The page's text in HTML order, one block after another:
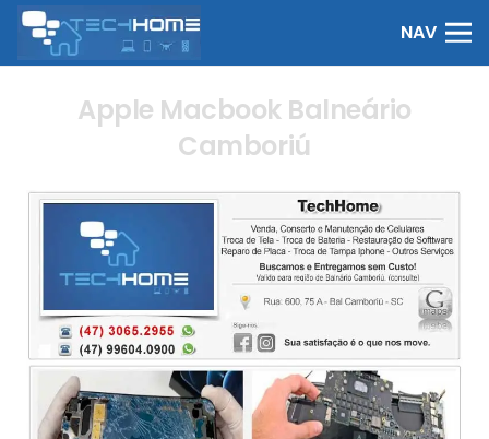
NAV
Apple Macbook Balneário
Camboriú